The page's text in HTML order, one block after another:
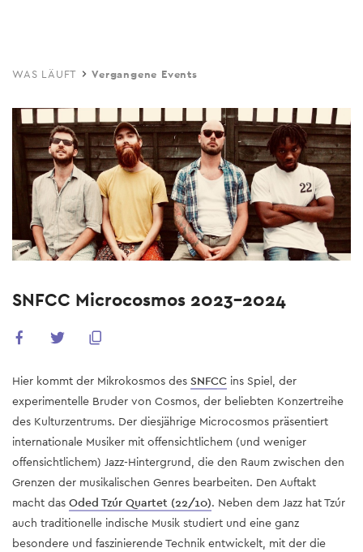
main
WAS LÄUFT Vergangene Events
SNFCC Microcosmos 2023-2024
Hier kommt der Mikrokosmos des SNFCC ins Spiel, der
experimentelle Bruder von Cosmos, der beliebten Konzertreihe
des Kulturzentrums. Der diesjährige Microcosmos präsentiert
internationale Musiker mit offensichtlichem (und weniger
offensichtlichem) Jazz-Hintergrund, die den Raum zwischen den
Grenzen der musikalischen Genres bearbeiten. Den Auftakt
macht das Oded Tzúr Quartet (22/10). Neben dem Jazz hat Tzúr
auch traditionelle indische Musik studiert und eine ganz
besondere und faszinierende Technik entwickelt, mit der die